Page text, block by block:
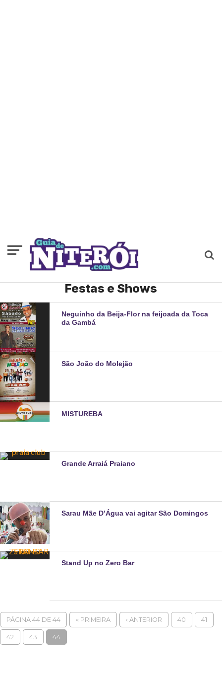
Festas e Shows
Neguinho da Beija-Flor na feijoada da Toca
da Gambá
São João do Molejão
MISTUREBA
Grande Arraiá Praiano
Sarau Mãe D’Água vai agitar São Domingos
Stand Up no Zero Bar
PÁGINA 44 DE 44 « PRIMEIRA ‹ ANTERIOR 40 41
42 43 44